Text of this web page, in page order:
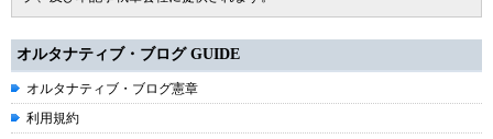
オルタナティブ・ブログ GUIDE
オルタナティブ・ブログ憲章
利用規約